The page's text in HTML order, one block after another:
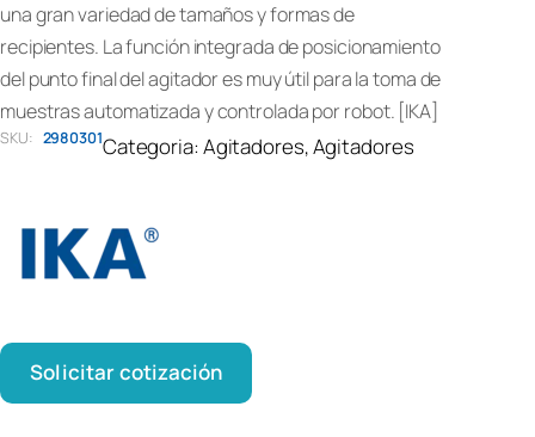
una gran variedad de tamaños y formas de
recipientes. La función integrada de posicionamiento
del punto final del agitador es muy útil para la toma de
muestras automatizada y controlada por robot. [IKA]
SKU: 2980301Categoria:Agitadores, Agitadores
Solicitar cotización